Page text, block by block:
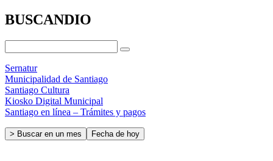
BUSCANDIO
Sernatur
Municipalidad de Santiago
Santiago Cultura
Kiosko Digital Municipal
Santiago en línea – Trámites y pagos
> Buscar en un mes Fecha de hoy